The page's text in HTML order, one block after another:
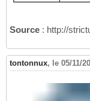
Source : http://
tontonnux, le 05/11/